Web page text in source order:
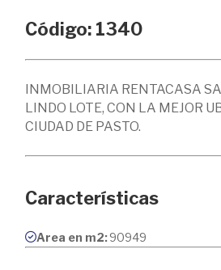
Código: 1340
INMOBILIARIA RENTACASA
LINDO LOTE, CON LA MEJOR
CIUDAD DE PASTO.
Características
Area en m2:90949